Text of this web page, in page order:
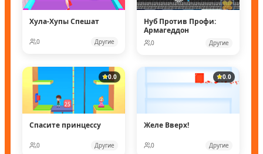
Хула-Хупы Спешат
0 Другие
Нуб Против Профи:
Армагеддон
0 Другие
0.0
Спасите принцессу
0 Другие
0.0
Желе Вверх!
0 Другие